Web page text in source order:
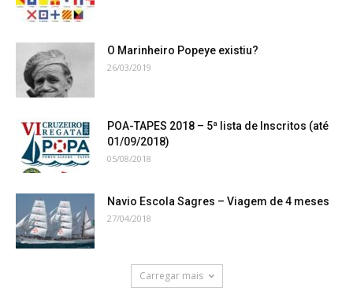
O Marinheiro Popeye existiu?
26/03/2019
POA-TAPES 2018 – 5ª lista de Inscritos (até
01/09/2018)
05/08/2018
Navio Escola Sagres – Viagem de 4 meses
27/04/2018
Carregar mais